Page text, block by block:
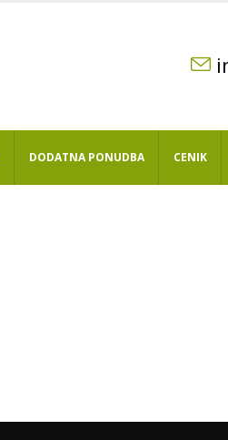
DODATNA PONUDBA CENIK